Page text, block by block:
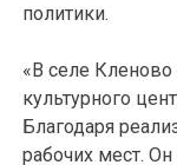
политики.
«В селе Кленово
культурного
Благодаря
рабочих мест.